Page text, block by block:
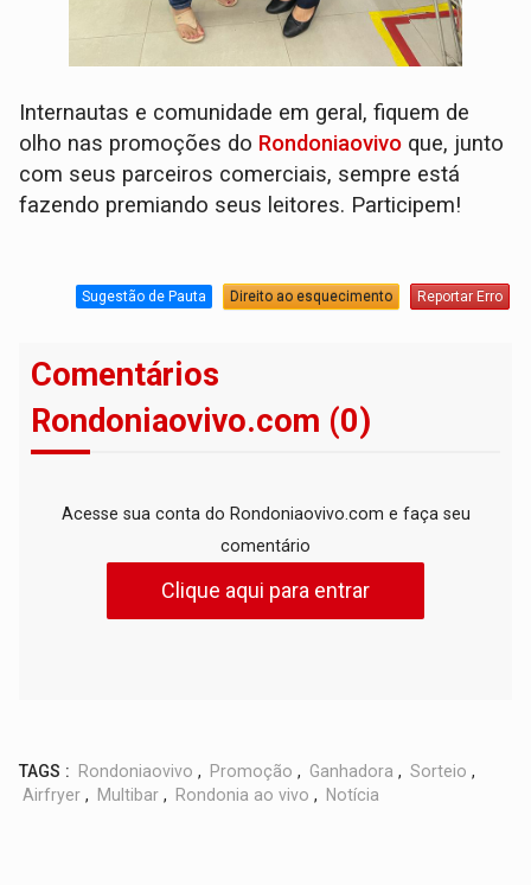
Internautas e comunidade em geral, fiquem de
olho nas promoções do Rondoniaovivo que, junto
com seus parceiros comerciais, sempre está
fazendo premiando seus leitores. Participem!
Sugestão de Pauta Direito ao esquecimento Reportar Erro
Comentários
Rondoniaovivo.com (0)
Acesse sua conta do Rondoniaovivo.com e faça seu
comentário
Clique aqui para entrar
TAGS : Rondoniaovivo , Promoção , Ganhadora , Sorteio ,
Airfryer , Multibar , Rondonia ao vivo , Notícia